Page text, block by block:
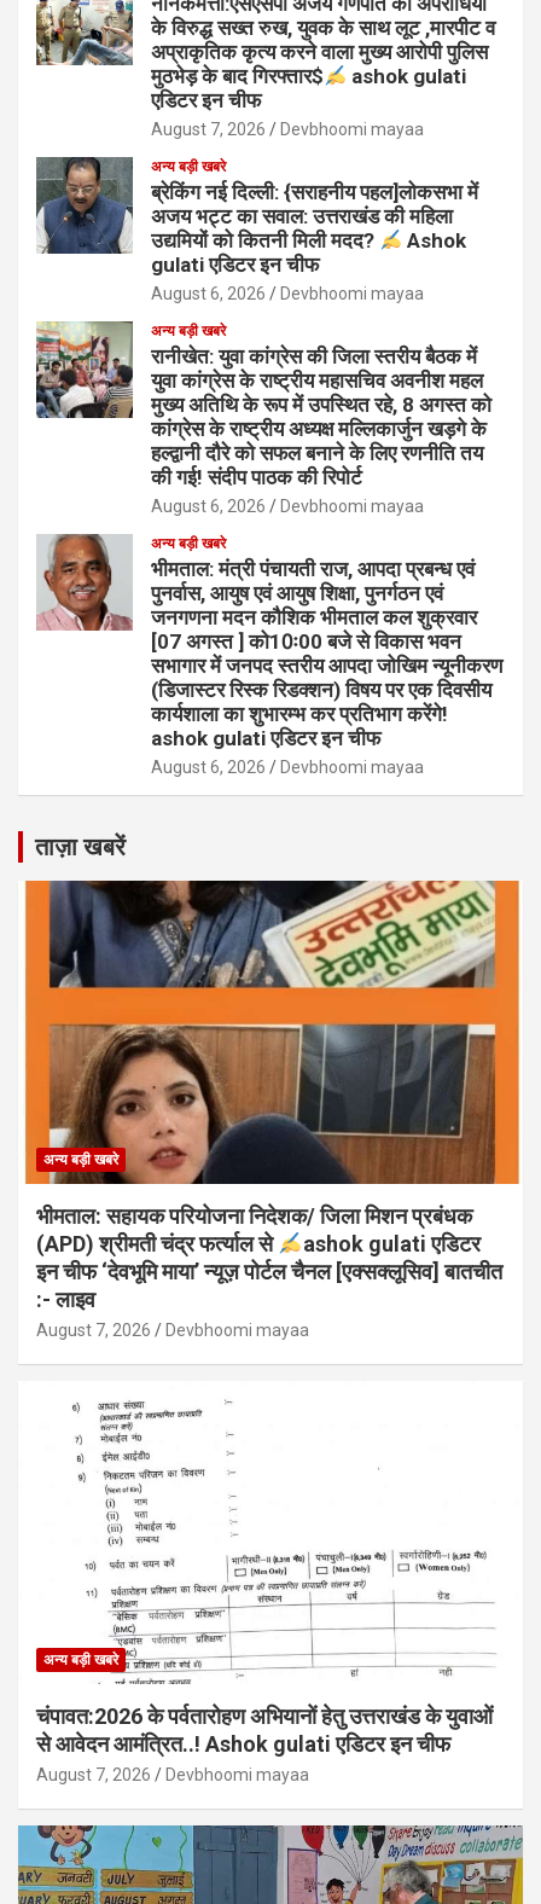
के विरुद्ध सख्त रुख, युवक के साथ लूट ,मारपीट व
अप्राकृतिक कृत्य करने वाला मुख्य आरोपी पुलिस
मुठभेड़ के बाद गिरफ्तार$
ashok gulati
एडिटर इन चीफ
August 7, 2026 Devbhoomi mayaa
अन्य बड़ी खबरे
ब्रेकिंग नई दिल्ली: {सराहनीय पहल]लोकसभा में
अजय भट्ट का सवाल: उत्तराखंड की महिला
उद्यमियों को कितनी मिली मदद?
Ashok
gulati एडिटर इन चीफ
August 6, 2026 Devbhoomi mayaa
अन्य बड़ी खबरे
रानीखेत: युवा कांग्रेस की जिला स्तरीय बैठक में
युवा कांग्रेस के राष्ट्रीय महासचिव अवनीश महल
मुख्य अतिथि के रूप में उपस्थित रहे, 8 अगस्त को
कांग्रेस के राष्ट्रीय अध्यक्ष मल्लिकार्जुन खड़गे के
हल्द्वानी दौरे को सफल बनाने के लिए रणनीति तय
की गई! संदीप पाठक की रिपोर्ट
August 6, 2026 Devbhoomi mayaa
अन्य बड़ी खबरे
भीमताल: मंत्री पंचायती राज, आपदा प्रबन्ध एवं
पुनर्वास, आयुष एवं आयुष शिक्षा, पुनर्गठन एवं
जनगणना मदन कौशिक भीमताल कल शुक्रवार
[07 अगस्त ] को10ः00 बजे से विकास भवन
सभागार में जनपद स्तरीय आपदा जोखिम न्यूनीकरण
(डिजास्टर रिस्क रिडक्शन) विषय पर एक दिवसीय
कार्यशाला का शुभारम्भ कर प्रतिभाग करेंगे!
ashok gulati एडिटर इन चीफ
August 6, 2026 Devbhoomi mayaa
ताज़ा खबरें
अन्य बड़ी खबरे
भीमताल: सहायक परियोजना निदेशक/ जिला मिशन प्रबंधक
(APD) श्रीमती चंद्र फर्त्याल से
ashok gulati एडिटर
इन चीफ ‘देवभूमि माया’ न्यूज़ पोर्टल चैनल [एक्सक्लूसिव] बातचीत
:- लाइव
August 7, 2026 Devbhoomi mayaa
अन्य बड़ी खबरे
चंपावत:2026 के पर्वतारोहण अभियानों हेतु उत्तराखंड के युवाओं
से आवेदन आमंत्रित..! Ashok gulati एडिटर इन चीफ
August 7, 2026 Devbhoomi mayaa